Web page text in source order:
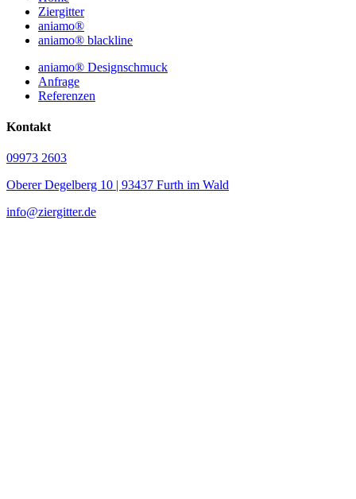
Ziergitter
aniamo®
aniamo® blackline
aniamo® Designschmuck
Anfrage
Referenzen
Kontakt
09973 2603
Oberer Degelberg 10 | 93437 Furth im Wald
info@ziergitter.de